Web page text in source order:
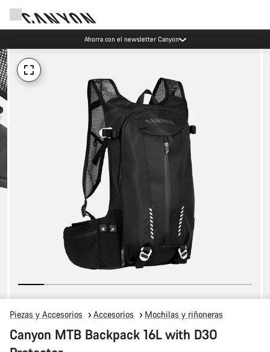
Ahorra con el newsletter Canyon
Piezas y Accesorios Accesorios Mochilas y riñoneras
Canyon MTB Backpack 16L with D3O